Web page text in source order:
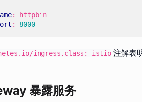
:
httpbin
: 8000
ingress.class: istio 注解表
暴露服务